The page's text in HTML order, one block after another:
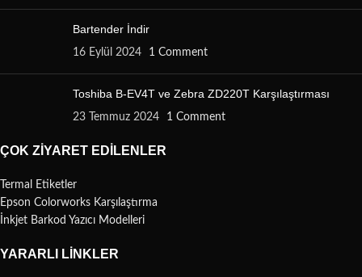
Bartender İndir
16 Eylül 2024 1 Comment
Toshiba B-EV4T ve Zebra ZD220T Karşılaştırması
23 Temmuz 2024 1 Comment
ÇOK ZIYARET EDILENLER
Termal Etiketler
Epson Colorworks Karşılaştırma
İnkjet Barkod Yazıcı Modelleri
YARARLI LINKLER